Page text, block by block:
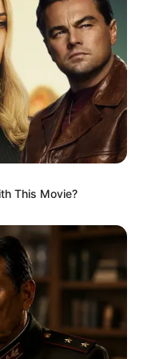
ekkor
lépéseket,
a bizalma.
jelentette a
már akkor
egyre
Viktor politikáját.
fordulat történt,
állnak
érzi, hogy a
a kritika és a
Azt
This Movie?